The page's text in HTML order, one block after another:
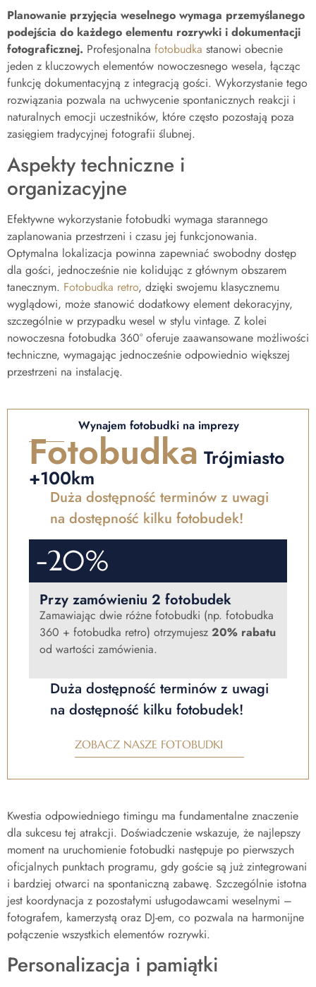
Planowanie przyjęcia weselnego wymaga przemyślanego
podejścia do każdego elementu rozrywki i dokumentacji
fotograficznej. Profesjonalna fotobudka stanowi obecnie
jeden z kluczowych elementów nowoczesnego wesela, łącząc
funkcję dokumentacyjną z integracją gości. Wykorzystanie tego
rozwiązania pozwala na uchwycenie spontanicznych reakcji i
naturalnych emocji uczestników, które często pozostają poza
zasięgiem tradycyjnej fotografii ślubnej.
Aspekty techniczne i
organizacyjne
Efektywne wykorzystanie fotobudki wymaga starannego
zaplanowania przestrzeni i czasu jej funkcjonowania.
Optymalna lokalizacja powinna zapewniać swobodny dostęp
dla gości, jednocześnie nie kolidując z głównym obszarem
tanecznym. Fotobudka retro, dzięki swojemu klasycznemu
wyglądowi, może stanowić dodatkowy element dekoracyjny,
szczególnie w przypadku wesel w stylu vintage. Z kolei
nowoczesna fotobudka 360° oferuje zaawansowane możliwości
techniczne, wymagając jednocześnie odpowiednio większej
przestrzeni na instalację.
Wynajem fotobudki na imprezy
Fotobudka Trójmiasto
+100km
Duża dostępność terminów z uwagi
na dostępność kilku fotobudek!
-20%
Przy zamówieniu 2 fotobudek
Zamawiając dwie różne fotobudki (np. fotobudka
360 + fotobudka retro) otrzymujesz 20% rabatu
od wartości zamówienia.
Duża dostępność terminów z uwagi
na dostępność kilku fotobudek!
ZOBACZ NASZE FOTOBUDKI
Kwestia odpowiedniego timingu ma fundamentalne znaczenie
dla sukcesu tej atrakcji. Doświadczenie wskazuje, że najlepszy
moment na uruchomienie fotobudki następuje po pierwszych
oficjalnych punktach programu, gdy goście są już zintegrowani
i bardziej otwarci na spontaniczną zabawę. Szczególnie istotna
jest koordynacja z pozostałymi usługodawcami weselnymi –
fotografem, kamerzystą oraz DJ-em, co pozwala na harmonijne
połączenie wszystkich elementów rozrywki.
Personalizacja i pamiątki